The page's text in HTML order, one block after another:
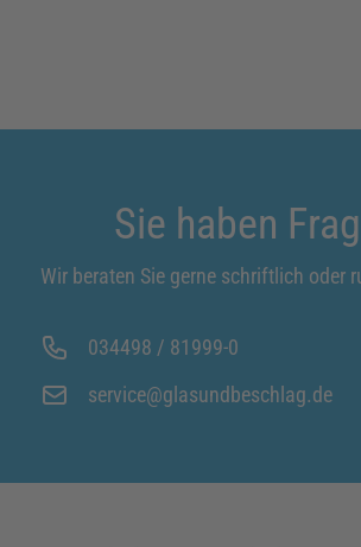
Sie haben
Wir beraten Sie gerne schriftlich oder
034498 / 81999-0
service@glasundbeschlag.de